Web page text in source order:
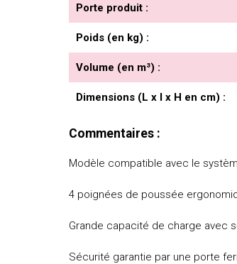
Porte produit :
Poids (en kg) :
Volume (en m³) :
Dimensions (L x l x H en cm) :
Commentaires :
Modèle compatible avec le
4 poignées de poussée
Grande capacité de charge avec
Sécurité garantie par une porte